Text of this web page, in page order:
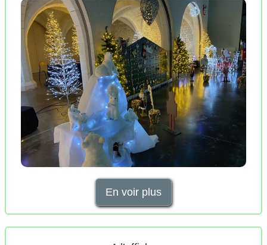
En voir plus